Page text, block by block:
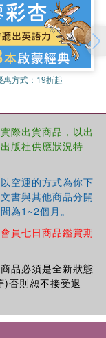
History from
a Visiting Scholar
Georgetown
and to the work of
惠方式： 19折起
際出貨商品，以出
版社供應狀況特
空運的方式為你下
書與其他商品分開
為1~2個月。
員七日商品鑑賞期
品必須是全新狀態
)否則恕不接受退